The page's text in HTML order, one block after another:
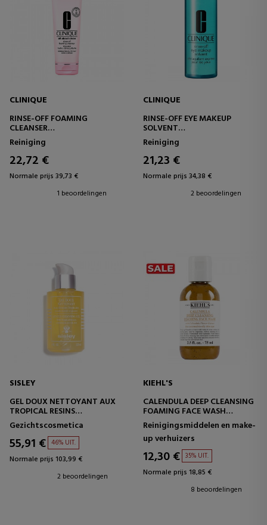
CLINIQUE
RINSE-OFF FOAMING
CLEANSER
GEZICHTSREINIGER
Reiniging
22,72 €
Normale prijs 39,73 €
1 beoordelingen
CLINIQUE
RINSE-OFF EYE MAKEUP
SOLVENT
OOGMAKE-UP REMOVER
Reiniging
21,23 €
Normale prijs 34,38 €
2 beoordelingen
SISLEY
GEL DOUX NETTOYANT AUX
TROPICAL RESINS
GEZICHTSREINIGINGSGEL
Gezichtscosmetica
55,91 € 46% UIT.
Normale prijs 103,99 €
2 beoordelingen
KIEHL'S
CALENDULA DEEP CLEANSING
FOAMING FACE WASH
GEZICHTSREINIGINGSGEL
Reinigingsmiddelen en make-
up verhuizers
12,30 € 35% UIT.
Normale prijs 18,85 €
8 beoordelingen